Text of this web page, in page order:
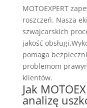
MOTOEXPERT
roszczeń. Nasza
szwajcarskich
jakość
pomaga
problemom
klientów.
Jak
analizę